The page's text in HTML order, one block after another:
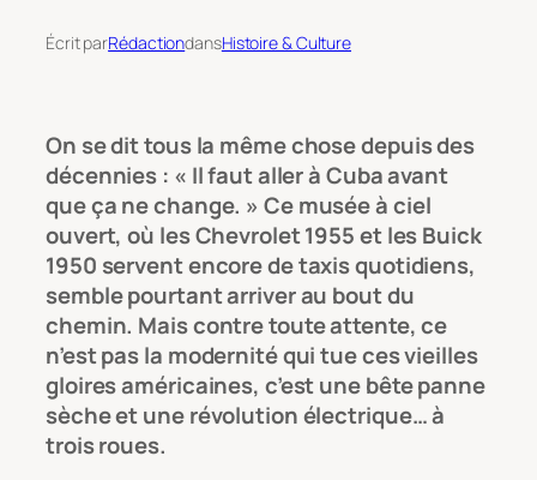
Écrit parRédactiondansHistoire & Culture
On se dit tous la même chose depuis des
décennies : « Il faut aller à Cuba avant
que ça ne change. » Ce musée à ciel
ouvert, où les Chevrolet 1955 et les Buick
1950 servent encore de taxis quotidiens,
semble pourtant arriver au bout du
chemin. Mais contre toute attente, ce
n’est pas la modernité qui tue ces vieilles
gloires américaines, c’est une bête panne
sèche et une révolution électrique… à
trois roues.